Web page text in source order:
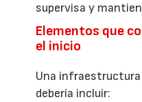
supervisa y
Elementos que
el inicio
Una infraestructura
debería incluir: